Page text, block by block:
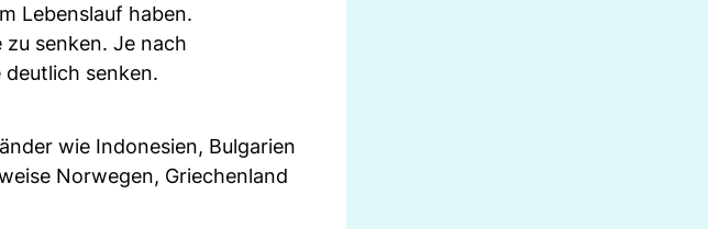
Lebenslauf haben.
senken. Je nach
deutlich senken.
wie Indonesien, Bulgarien
Norwegen, Griechenland